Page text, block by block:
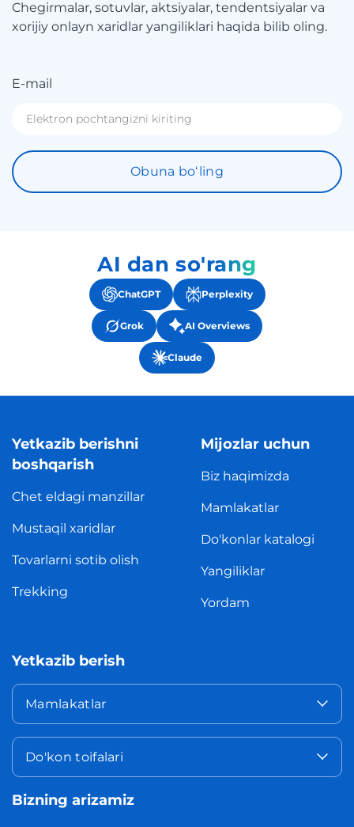
Chegirmalar, sotuvlar, aktsiyalar, tendentsiyalar va
xorijiy onlayn xaridlar yangiliklari haqida bilib oling.
E-mail
Obuna boʻling
AI dan so'rang
ChatGPT Perplexity
Grok AI Overviews
Claude
Yetkazib berishni
boshqarish
Chet eldagi manzillar
Mustaqil xaridlar
Tovarlarni sotib olish
Trekking
Mijozlar uchun
Biz haqimizda
Mamlakatlar
Do'konlar katalogi
Yangiliklar
Yordam
Yetkazib berish
Mamlakatlar
Do'kon toifalari
Bizning arizamiz